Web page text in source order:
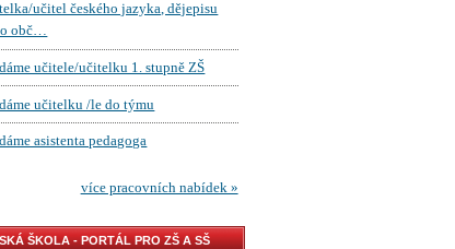
ŠKOLA - PORTÁL PRO ZŠ A SŠ